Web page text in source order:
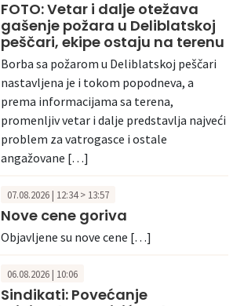
FOTO: Vetar i dalje otežava
gašenje požara u Deliblatskoj
peščari, ekipe ostaju na terenu
Borba sa požarom u Deliblatskoj peščari
nastavljena je i tokom popodneva, a
prema informacijama sa terena,
promenljiv vetar i dalje predstavlja najveći
problem za vatrogasce i ostale
angažovane […]
07.08.2026 | 12:34 > 13:57
Nove cene goriva
Objavljene su nove cene […]
06.08.2026 | 10:06
Sindikati: Povećanje